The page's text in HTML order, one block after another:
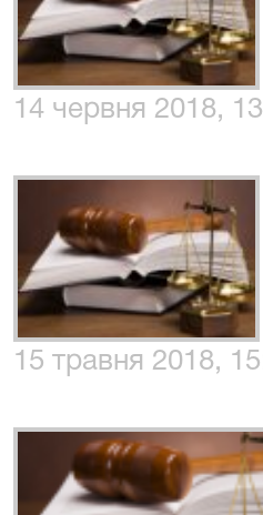
14 червня 2018,
15 травня 2018,